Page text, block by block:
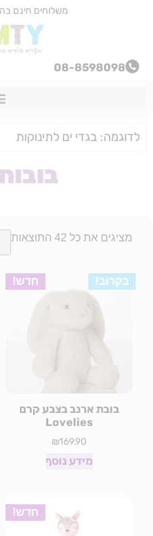
משלוחים חינם
08-8598098
מציגים את כל ⁦42⁩ התוצאות
חדש! בקרוב!
בובת ארנב בצבע קרם
Lovelies
₪169.90
מידע נוסף
חדש!